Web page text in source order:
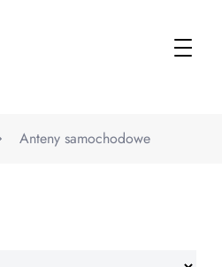
Anteny samochodowe